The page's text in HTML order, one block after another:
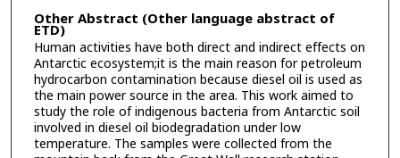
Other Abstract (Other language abstract of
ETD)
Human activities have both direct and indirect effects on
Antarctic ecosystem;it is the main reason for petroleum
hydrocarbon contamination because diesel oil is used as
the main power source in the area. This work aimed to
study the role of indigenous bacteria from Antarctic soil
involved in diesel oil biodegradation under low
temperature. The samples were collected from the